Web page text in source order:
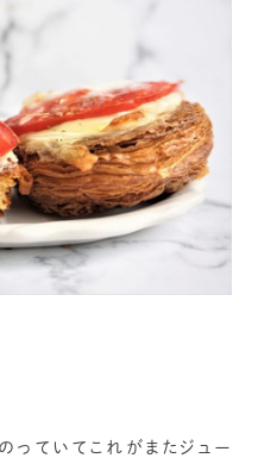
っていてこれがまたジュー